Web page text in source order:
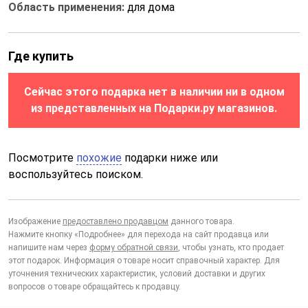
Область применения: для дома
Где купить
Сейчас этого подарка нет в наличии ни в одном
из представленных на Подарки.ру магазинов.
Посмотрите похожие подарки ниже или
воспользуйтесь поиском.
Изображение предоставлено продавцом данного товара.
Нажмите кнопку «Подробнее» для перехода на сайт продавца или
напишите нам через форму обратной связи, чтобы узнать, кто продает
этот подарок. Информация о товаре носит справочный характер. Для
уточнения технических характеристик, условий доставки и других
вопросов о товаре обращайтесь к продавцу.